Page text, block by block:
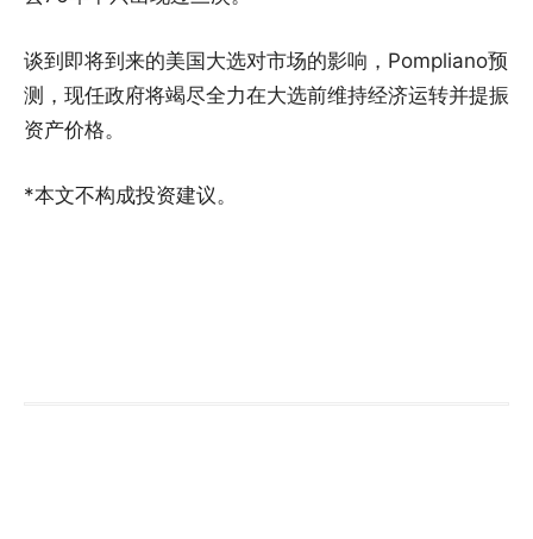
谈到即将到来的美国大选对市场的影响，Pompliano预
测，现任政府将竭尽全力在大选前维持经济运转并提振
资产价格。
*本文不构成投资建议。